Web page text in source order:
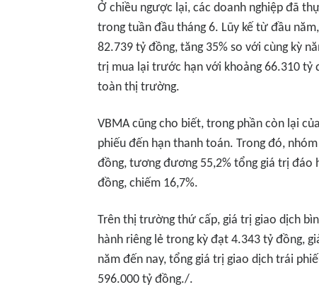
Ở chiều ngược lại, các doanh nghiệp đã
trong tuần đầu tháng 6. Lũy kế từ đầu
82.739 tỷ đồng, tăng 35% so với cùng kỳ
trị mua lại trước hạn với khoảng 66.310 tỷ
toàn thị trường.
VBMA cũng cho biết, trong phần còn lại
phiếu đến hạn thanh toán. Trong đó, nhóm
đồng, tương đương 55,2% tổng giá trị đáo
đồng, chiếm 16,7%.
Trên thị trường thứ cấp, giá trị giao dịch
hành riêng lẻ trong kỳ đạt 4.343 tỷ đồng,
năm đến nay, tổng giá trị giao dịch trái
596.000 tỷ đồng./.